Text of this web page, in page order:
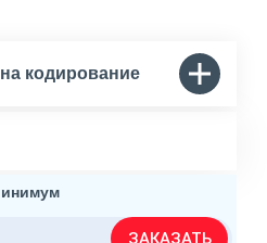
кодирование
ЗАКАЗАТЬ